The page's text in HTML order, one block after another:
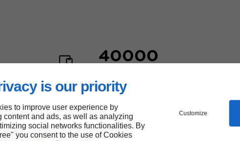
is our priority
to improve user experience by
content and ads, as well as analyzing
social networks functionalities. By
you consent to the use of Cookies
Customize
40000
600